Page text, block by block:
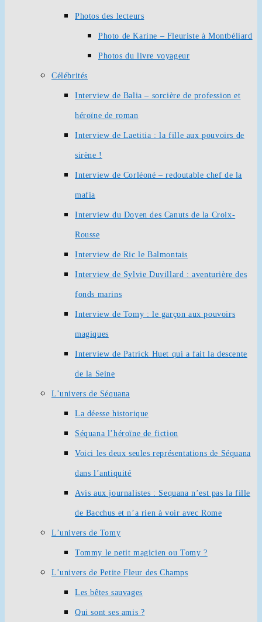
Photos des lecteurs
Photo de Karine – Fleuriste à Montbéliard
Photos du livre voyageur
Célébrités
Interview de Balia – sorcière de profession et
héroïne de roman
Interview de Laetitia : la fille aux pouvoirs de
sirène !
Interview de Corléoné – redoutable chef de la
mafia
Interview du Doyen des Canuts de la Croix-
Rousse
Interview de Ric le Balmontais
Interview de Sylvie Duvillard : aventurière des
fonds marins
Interview de Tomy : le garçon aux pouvoirs
magiques
Interview de Patrick Huet qui a fait la descente
de la Seine
L’univers de Séquana
La déesse historique
Séquana l’héroïne de fiction
Voici les deux seules représentations de Séquana
dans l’antiquité
Avis aux journalistes : Sequana n’est pas la fille
de Bacchus et n’a rien à voir avec Rome
L’univers de Tomy
Tommy le petit magicien ou Tomy ?
L’univers de Petite Fleur des Champs
Les bêtes sauvages
Qui sont ses amis ?